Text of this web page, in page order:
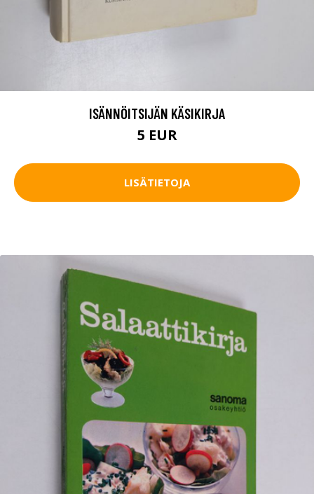
ISÄNNÖITSIJÄN KÄSIKIRJA
5 EUR
LISÄTIETOJA